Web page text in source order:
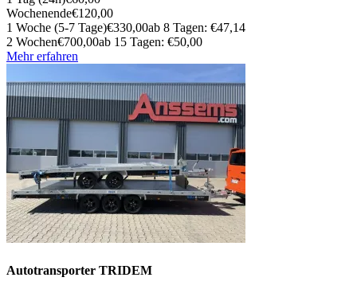
Wochenende€120,00
1 Woche (5-7 Tage)€330,00ab 8 Tagen: €47,14
2 Wochen€700,00ab 15 Tagen: €50,00
Mehr erfahren
Autotransporter TRIDEM